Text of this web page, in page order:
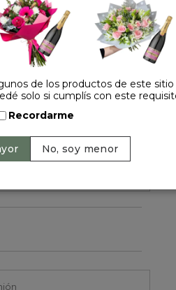
tu opinión
de los productos de este
solo si cumplís con este
Recordarme